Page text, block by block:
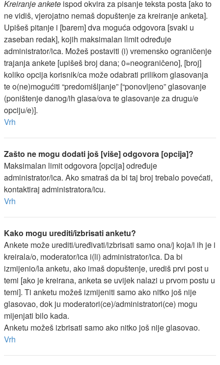
Kreiranje ankete ispod okvira za pisanje teksta posta [ako to
ne vidiš, vjerojatno nemaš dopuštenje za kreiranje anketa].
Upišeš pitanje i [barem] dva moguća odgovora [svaki u
zaseban redak], kojih maksimalan limit određuje
administrator/ica. Možeš postaviti (i) vremensko ograničenje
trajanja ankete [upišeš broj dana; 0=neograničeno], [broj]
koliko opcija korisnik/ca može odabrati prilikom glasovanja
te o(ne)mogućiti “predomišljanje” [“ponovljeno” glasovanje
(poništenje danog/ih glasa/ova te glasovanje za drugu/e
opciju/e)].
Vrh
Zašto ne mogu dodati još [više] odgovora [opcija]?
Maksimalan limit odgovora [opcija] određuje
administrator/ica. Ako smatraš da bi taj broj trebalo povećati,
kontaktiraj administratora/icu.
Vrh
Kako mogu urediti/izbrisati anketu?
Ankete može urediti/uređivati/izbrisati samo ona/j koja/i ih je i
kreirala/o, moderator/ica i(li) administrator/ica. Da bi
izmijenio/la anketu, ako imaš dopuštenje, urediš prvi post u
temi [ako je kreirana, anketa se uvijek nalazi u prvom postu u
temi]. Ti anketu možeš izmijeniti samo ako nitko još nije
glasovao, dok ju moderatori(ce)/administratori(ce) mogu
mijenjati bilo kada.
Anketu možeš izbrisati samo ako nitko još nije glasovao.
Vrh